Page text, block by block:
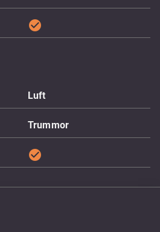
check_circle
Luft
Trummor
check_circle